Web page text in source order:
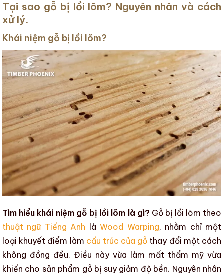
Tại sao gỗ bị lồi lõm? Nguyên nhân và cách
xử lý.
Khái niệm gỗ bị lồi lõm?
Tìm hiểu khái niệm gỗ bị lồi lõm là gì? Gỗ bị lồi lõm theo
thuật ngữ Tiếng Anh làWood Warping, nhằm chỉ một
loại khuyết điểm làm cấu trúc của gỗ thay đổi một cách
không đồng đều. Điều này vừa làm mất thẩm mỹ vừa
khiến cho sản phẩm gỗbị suy giảm độ bền. Nguyên nhân